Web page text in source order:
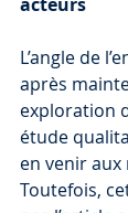
L’angle de
après
exploration
étude
en venir
Toutefois,